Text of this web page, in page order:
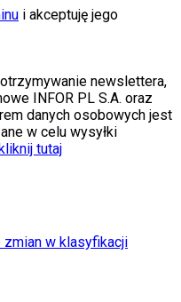
i akceptuję jego
newslettera,
INFOR PL S.A. oraz
danych osobowych jest
w celu wysyłki
tutaj
w klasyfikacji